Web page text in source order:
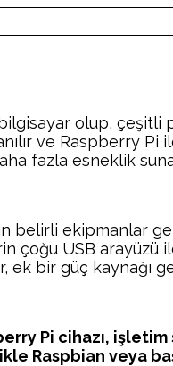
olup, çeşitli
ve Raspberry
fazla esneklik
belirli ekipmanlar
çoğu USB arayüzü
ek bir güç kaynağı
Pi cihazı,
Raspbian veya